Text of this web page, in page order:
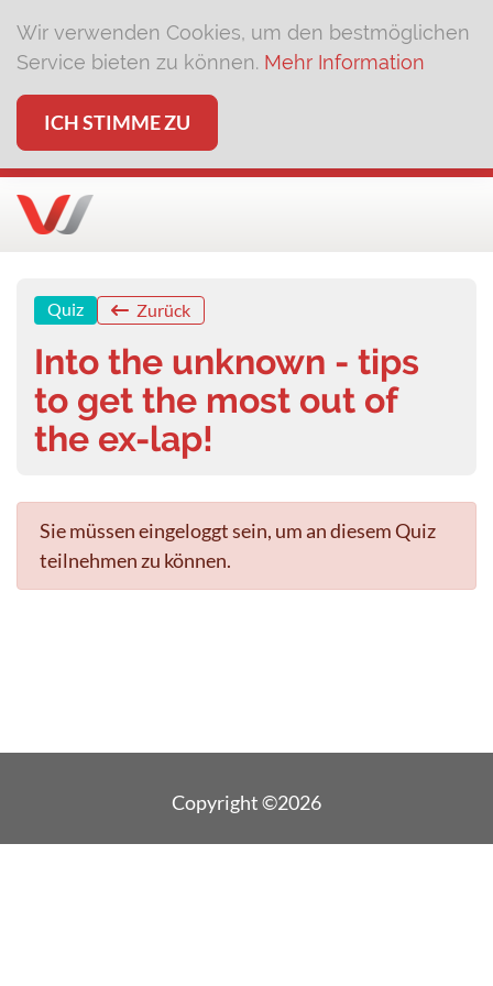
Wir verwenden Cookies, um den bestmöglichen
Service bieten zu können. Mehr Information
ICH STIMME ZU
Quiz Zurück
Into the unknown - tips
to get the most out of
the ex-lap!
Sie müssen eingeloggt sein, um an diesem Quiz
teilnehmen zu können.
Copyright ©2026